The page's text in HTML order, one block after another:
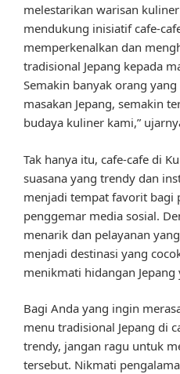
melestarikan warisan kuliner
mendukung inisiatif cafe-
memperkenalkan dan
tradisional Jepang kepada
Semakin banyak orang
masakan Jepang, semakin
budaya kuliner kami,”
Tak hanya itu, cafe-cafe di
suasana yang trendy dan
menjadi tempat favorit bagi
penggemar media sosial.
menarik dan pelayanan
menjadi destinasi yang
menikmati hidangan Jepang
Bagi Anda yang ingin
menu tradisional Jepang di
trendy, jangan ragu untuk
tersebut. Nikmati